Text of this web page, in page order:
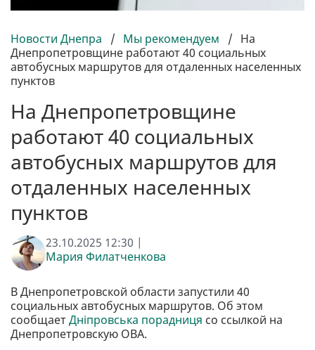
Новости Днепра / Мы рекомендуем / На
Днепропетровщине работают 40 социальных
автобусных маршрутов для отдаленных населенных
пунктов
На Днепропетровщине
работают 40 социальных
автобусных маршрутов для
отдаленных населенных
пунктов
23.10.2025 12:30 |
Мария Филатченкова
В Днепропетровской области запустили 40
социальных автобусных маршрутов. Об этом
сообщаетДніпровська порадниця со ссылкой на
Днепропетровскую ОВА.